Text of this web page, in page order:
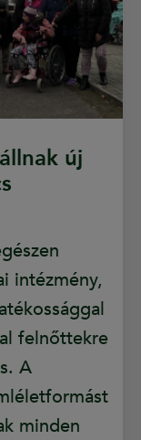
új
intézmény,
felnőttekre
A
minden